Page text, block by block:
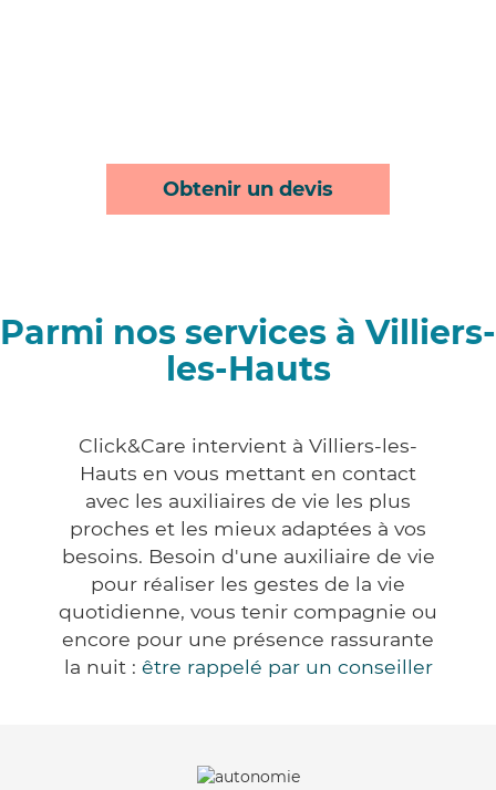
Obtenir un devis
Parmi nos services à Villiers-
les-Hauts
Click&Care intervient à Villiers-les-
Hauts en vous mettant en contact
avec les auxiliaires de vie les plus
proches et les mieux adaptées à vos
besoins. Besoin d'une auxiliaire de vie
pour réaliser les gestes de la vie
quotidienne, vous tenir compagnie ou
encore pour une présence rassurante
la nuit : être rappelé par un conseiller